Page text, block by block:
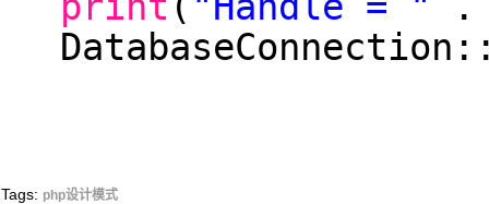
Tags: php设计模式